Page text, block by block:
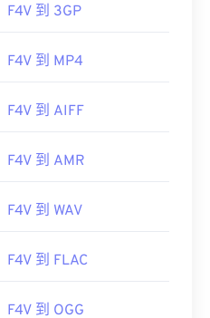
00 00 00
00 00 00
F4V 到 3GP
F4V 到 MP4
F4V 到 AIFF
F4V 到 AMR
F4V 到 WAV
F4V 到 FLAC
F4V 到 OGG